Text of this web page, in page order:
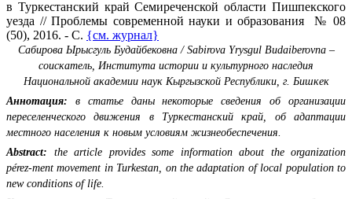
в Туркестанский край Семиреченской области Пишпекского
уезда // Проблемы современной науки и образования № 08
(50), 2016. - С. {см. журнал}
Сабирова Ырысгуль Будайбековна / Sabirova Yrysgul Budaiberovna –
соискатель, Института истории и культурного наследия
Национальной академии наук Кыргызской Республики, г. Бишкек
Аннотация: в статье даны некоторые сведения об организации
переселенческого движения в Туркестанский край, об адаптации
местного населения к новым условиям жизнеобеспечения.
Abstract: the article provides some information about the organization
pérez-ment movement in Turkestan, on the adaptation of local population to
new conditions of life.